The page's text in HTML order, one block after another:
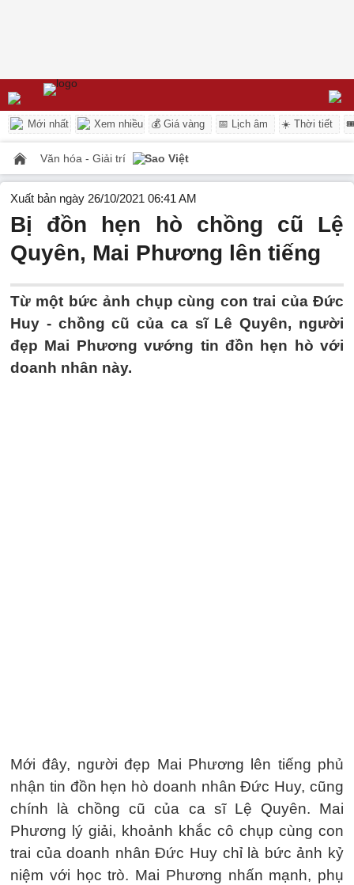
Mới nhất Xem nhiều 💰 Giá vàng 📅 Lịch âm ☀️ Thời tiết
Văn hóa - Giải trí Sao Việt
Xuất bản ngày 26/10/2021 06:41 AM
Bị đồn hẹn hò chồng cũ Lệ
Quyên, Mai Phương lên tiếng
Từ một bức ảnh chụp cùng con trai của Đức
Huy - chồng cũ của ca sĩ Lê Quyên, người
đẹp Mai Phương vướng tin đồn hẹn hò với
doanh nhân này.
Mới đây, người đẹp Mai Phương lên tiếng phủ
nhận tin đồn hẹn hò doanh nhân Đức Huy, cũng
chính là chồng cũ của ca sĩ Lệ Quyên. Mai
Phương lý giải, khoảnh khắc cô chụp cùng con
trai của doanh nhân Đức Huy chỉ là bức ảnh kỷ
niệm với học trò. Mai Phương nhấn mạnh, phụ